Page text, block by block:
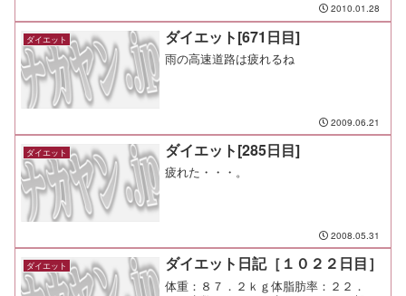
2010.01.28
ダイエット ダイエット[671日目]
雨の高速道路は疲れるね
2009.06.21
ダイエット ダイエット[285日目]
疲れた・・・。
2008.05.31
ダイエット ダイエット日記［１０２２日目］
体重：８７．２ｋｇ体脂肪率：２２．